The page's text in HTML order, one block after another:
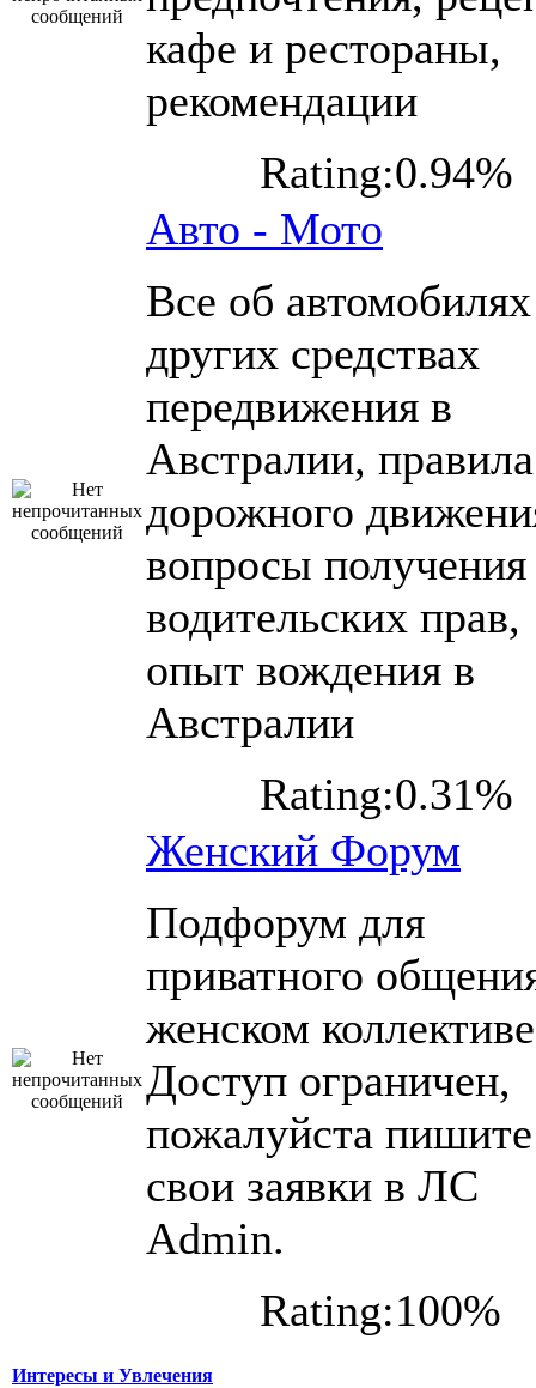
кафе и рестораны,
рекомендации
Rating:0.94%
Авто - Мото
Все об
других средствах
передвижения в
Австралии, правила
дорожного
вопросы получения
водительских прав,
опыт вождения в
Австралии
Rating:0.31%
Женский Форум
Подфорум для
приватного
женском
Доступ ограничен,
пожалуйста пишите
свои заявки в ЛС
Admin.
Rating:100%
Интересы и Увлечения